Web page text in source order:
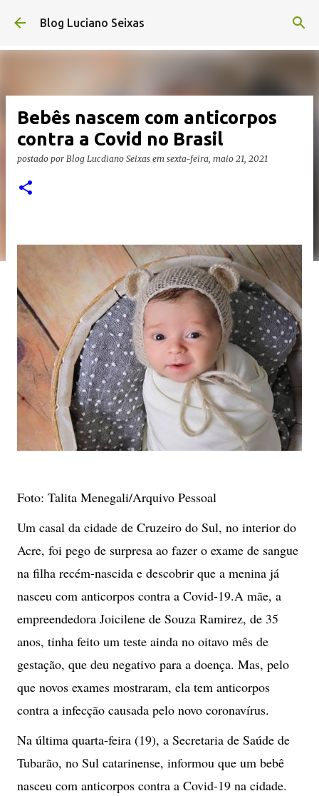
Pular para o conteúdo principal
Blog Luciano Seixas
Bebês nascem com anticorpos
contra a Covid no Brasil
postado por Blog Lucdiano Seixas em sexta-feira, maio 21, 2021
Foto: Talita Menegali/Arquivo Pessoal
Um casal da cidade de Cruzeiro do Sul, no interior do
Acre, foi pego de surpresa ao fazer o exame de sangue
na filha recém-nascida e descobrir que a menina já
nasceu com anticorpos contra a Covid-19.A mãe, a
empreendedora Joicilene de Souza Ramirez, de 35
anos, tinha feito um teste ainda no oitavo mês de
gestação, que deu negativo para a doença. Mas, pelo
que novos exames mostraram, ela tem anticorpos
contra a infecção causada pelo novo coronavírus.
Na última quarta-feira (19), a Secretaria de Saúde de
Tubarão, no Sul catarinense, informou que um bebê
nasceu com anticorpos contra a Covid-19 na cidade.